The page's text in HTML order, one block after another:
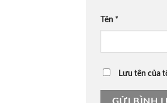
Tên *
Lưu tên của